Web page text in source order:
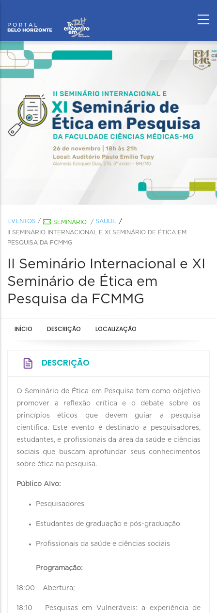
EVENTOS / SEMINÁRIO / SAÚDE
II SEMINÁRIO INTERNACIONAL E XI SEMINÁRIO DE ÉTICA EM
PESQUISA DA FCMMG
II Seminário Internacional e XI
Seminário de Ética em
Pesquisa da FCMMG
INÍCIO DESCRIÇÃO LOCALIZAÇÃO
DESCRIÇÃO
O Seminário de Ética em Pesquisa tem como objetivo
promover a reflexão crítica e o debate sobre os
princípios éticos que devem guiar a pesquisa
científica. Este evento é destinado a pesquisadores,
estudantes, e profissionais da área da saúde e ciências
sociais que buscam aprofundar seus conhecimentos
sobre ética na pesquisa.
Público Alvo:
Pesquisadores
Estudantes de graduação e pós-graduação
Profissionais da saúde e ciências sociais
Programação:
18:00 Abertura;
18:10 Pesquisas em Vulneráveis: a experiência de